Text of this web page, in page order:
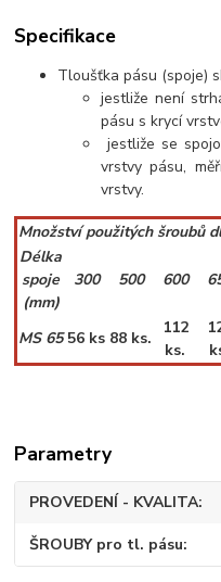
Specifikace
Tloušťka pásu (spoje)
jestliže není
pásu s krycí
jestliže se
vrstvy pásu,
vrstvy.
Množstvípoužitých šroubů
Délka
spoje
(mm)
300 500 600
MS 65 56 ks 88 ks.
112
ks.
Parametry
PROVEDENÍ - KVALITA
ŠROUBY pro tl. pásu